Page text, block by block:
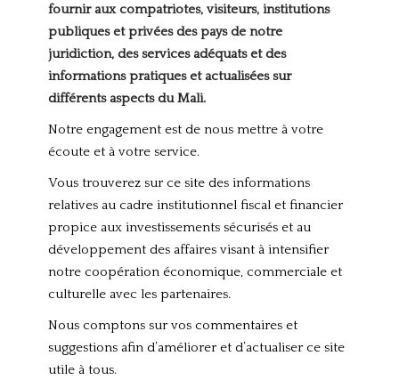
fournir aux compatriotes, visiteurs, institutions
publiques et privées des pays de notre
juridiction, des services adéquats et des
informations pratiques et actualisées sur
différents aspects du Mali.
Notre engagement est de nous mettre à votre
écoute et à votre service.
Vous trouverez sur ce site des informations
relatives au cadre institutionnel fiscal et financier
propice aux investissements sécurisés et au
développement des affaires visant à intensifier
notre coopération économique, commerciale et
culturelle avec les partenaires.
Nous comptons sur vos commentaires et
suggestions afin d’améliorer et d’actualiser ce site
utile à tous.